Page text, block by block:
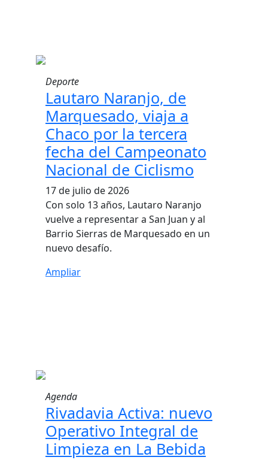
Deporte
Lautaro Naranjo, de
Marquesado, viaja a
Chaco por la tercera
fecha del Campeonato
Nacional de Ciclismo
17 de julio de 2026
Con solo 13 años, Lautaro Naranjo
vuelve a representar a San Juan y al
Barrio Sierras de Marquesado en un
nuevo desafío.
Ampliar
Agenda
Rivadavia Activa: nuevo
Operativo Integral de
Limpieza en La Bebida